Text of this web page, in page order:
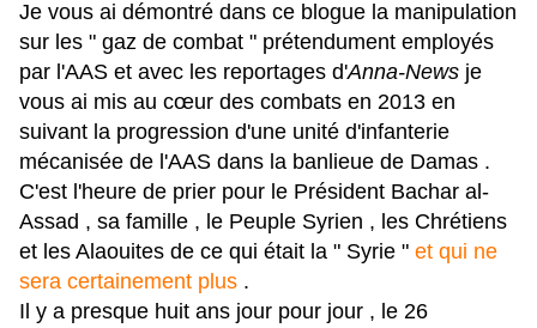
Je vous ai démontré dans ce blogue la manipulation
sur les " gaz de combat " prétendument employés
par l'AAS et avec les reportages d'Anna-News je
vous ai mis au cœur des combats en 2013 en
suivant la progression d'une unité d'infanterie
mécanisée de l'AAS dans la banlieue de Damas .
C'est l'heure de prier pour le Président Bachar al-
Assad , sa famille , le Peuple Syrien , les Chrétiens
et les Alaouites de ce qui était la " Syrie " et qui ne
sera certainement plus .
Il y a presque huit ans jour pour jour , le 26